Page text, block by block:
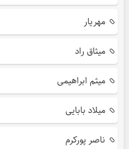
مهریار
میثاق راد
میثم ابراهیمی
میلاد بابایی
ناصر پورکرم